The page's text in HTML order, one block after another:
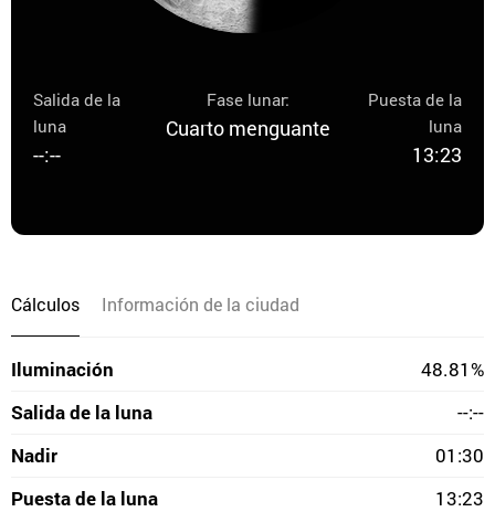
Salida de la
luna
--:--
Fase lunar:
Cuarto menguante
Puesta de la
luna
13:23
Cálculos Información de la ciudad
Iluminación
48.81%
Salida de la luna
--:--
Nadir
01:30
Puesta de la luna
13:23